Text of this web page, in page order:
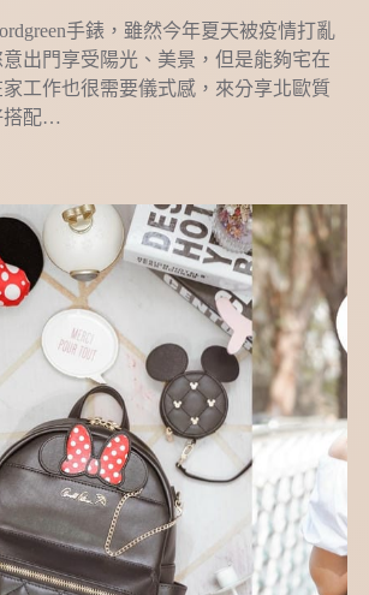
⼿錶，雖然今年夏天被疫情打亂
出門享受陽光、美景，但是能夠宅在
工作也很需要儀式感，來分享北歐質
搭配…